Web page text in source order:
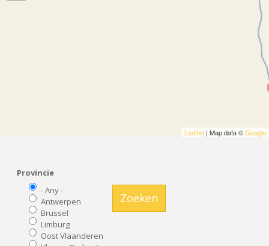
Leaflet | Map data ©Google
Provincie
- Any -
Antwerpen
Brussel
Limburg
Oost Vlaanderen
Zoeken